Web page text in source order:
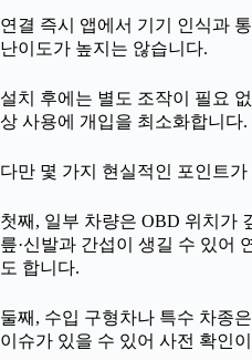
연결 즉시 앱에서 기기 인식과
난이도가 높지는 않습니다.
설치 후에는 별도 조작이 필요
상 사용에 개입을 최소화합니다.
다만 몇 가지 현실적인 포인트가
첫째, 일부 차량은 OBD 위치가
릎·신발과 간섭이 생길 수 있어
도 합니다.
둘째, 수입 구형차나 특수 차종
이슈가 있을 수 있어 사전 확인